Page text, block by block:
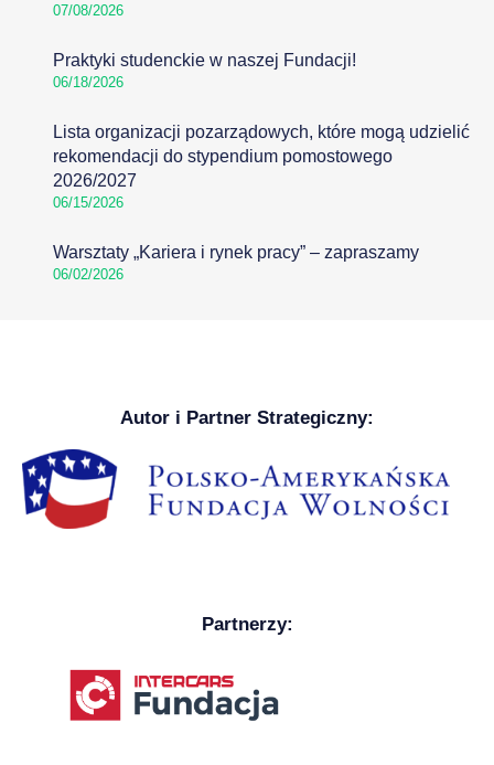
07/08/2026
Praktyki studenckie w naszej Fundacji!
06/18/2026
Lista organizacji pozarządowych, które mogą udzielić
rekomendacji do stypendium pomostowego
2026/2027
06/15/2026
Warsztaty „Kariera i rynek pracy” – zapraszamy
06/02/2026
Autor i Partner Strategiczny:
Partnerzy: